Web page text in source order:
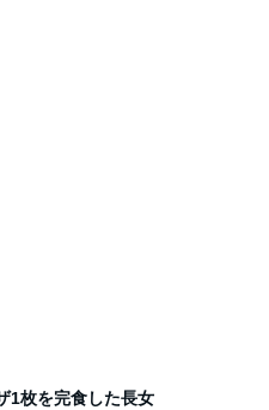
1枚を完食した長女